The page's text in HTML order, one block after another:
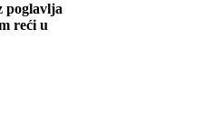
poglavlja
reći u